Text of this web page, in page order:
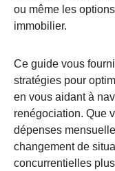
ou même les
immobilier.
Ce guide vous
stratégies pour
en vous aidant à
renégociation. Que
dépenses
changement de
concurrentielles